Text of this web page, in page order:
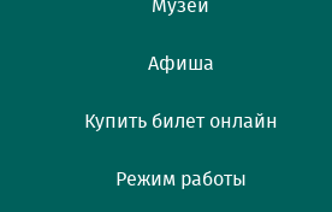
Музей
Афиша
Купить билет онлайн
Режим работы